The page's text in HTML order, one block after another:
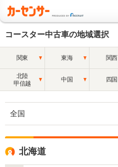
コースター中古車の地域選択
関東 東海 関西
北陸
甲信越
中国 四国
全国
北海道